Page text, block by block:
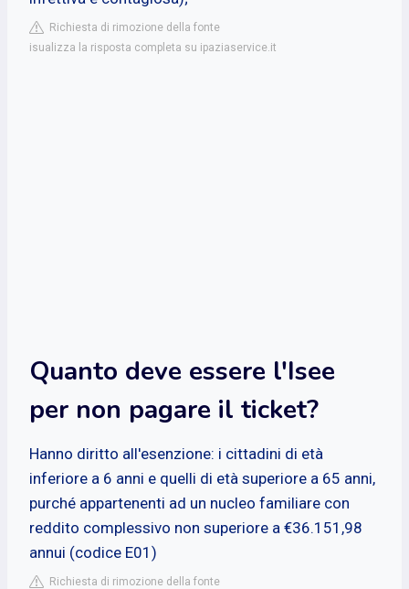
Richiesta di rimozione della fonte
isualizza la risposta completa su ipaziaservice.it
Quanto deve essere l'Isee
per non pagare il ticket?
Hanno diritto all'esenzione: i cittadini di età
inferiore a 6 anni e quelli di età superiore a 65 anni,
purché appartenenti ad un nucleo familiare con
reddito complessivo non superiore a €36.151,98
annui (codice E01)
Richiesta di rimozione della fonte